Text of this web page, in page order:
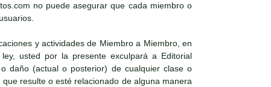
no puede asegurar que cada miembro o
y actividades de Miembro a Miembro, en
usted por la presente exculpará a Editorial
daño (actual o posterior) de cualquier clase o
resulte o esté relacionado de alguna manera